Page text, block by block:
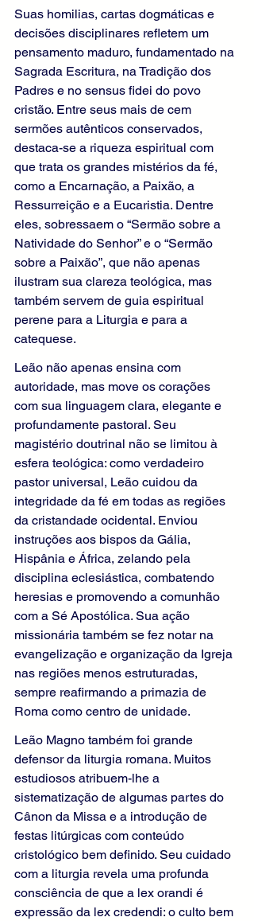
Suas homilias, cartas dogmáticas e
decisões disciplinares refletem um
pensamento maduro, fundamentado na
Sagrada Escritura, na Tradição dos
Padres e no sensus fidei do povo
cristão. Entre seus mais de cem
sermões autênticos conservados,
destaca-se a riqueza espiritual com
que trata os grandes mistérios da fé,
como a Encarnação, a Paixão, a
Ressurreição e a Eucaristia. Dentre
eles, sobressaem o “Sermão sobre a
Natividade do Senhor” e o “Sermão
sobre a Paixão”, que não apenas
ilustram sua clareza teológica, mas
também servem de guia espiritual
perene para a Liturgia e para a
catequese.
Leão não apenas ensina com
autoridade, mas move os corações
com sua linguagem clara, elegante e
profundamente pastoral. Seu
magistério doutrinal não se limitou à
esfera teológica: como verdadeiro
pastor universal, Leão cuidou da
integridade da fé em todas as regiões
da cristandade ocidental. Enviou
instruções aos bispos da Gália,
Hispânia e África, zelando pela
disciplina eclesiástica, combatendo
heresias e promovendo a comunhão
com a Sé Apostólica. Sua ação
missionária também se fez notar na
evangelização e organização da Igreja
nas regiões menos estruturadas,
sempre reafirmando a primazia de
Roma como centro de unidade.
Leão Magno também foi grande
defensor da liturgia romana. Muitos
estudiosos atribuem-lhe a
sistematização de algumas partes do
Cânon da Missa e a introdução de
festas litúrgicas com conteúdo
cristológico bem definido. Seu cuidado
com a liturgia revela uma profunda
consciência de que a lex orandi é
expressão da lex credendi: o culto bem